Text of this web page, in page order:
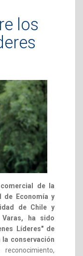
los
de la
de Economía y
de Chile y
ha sido
Líderes" de
la conservación
reconocimiento,